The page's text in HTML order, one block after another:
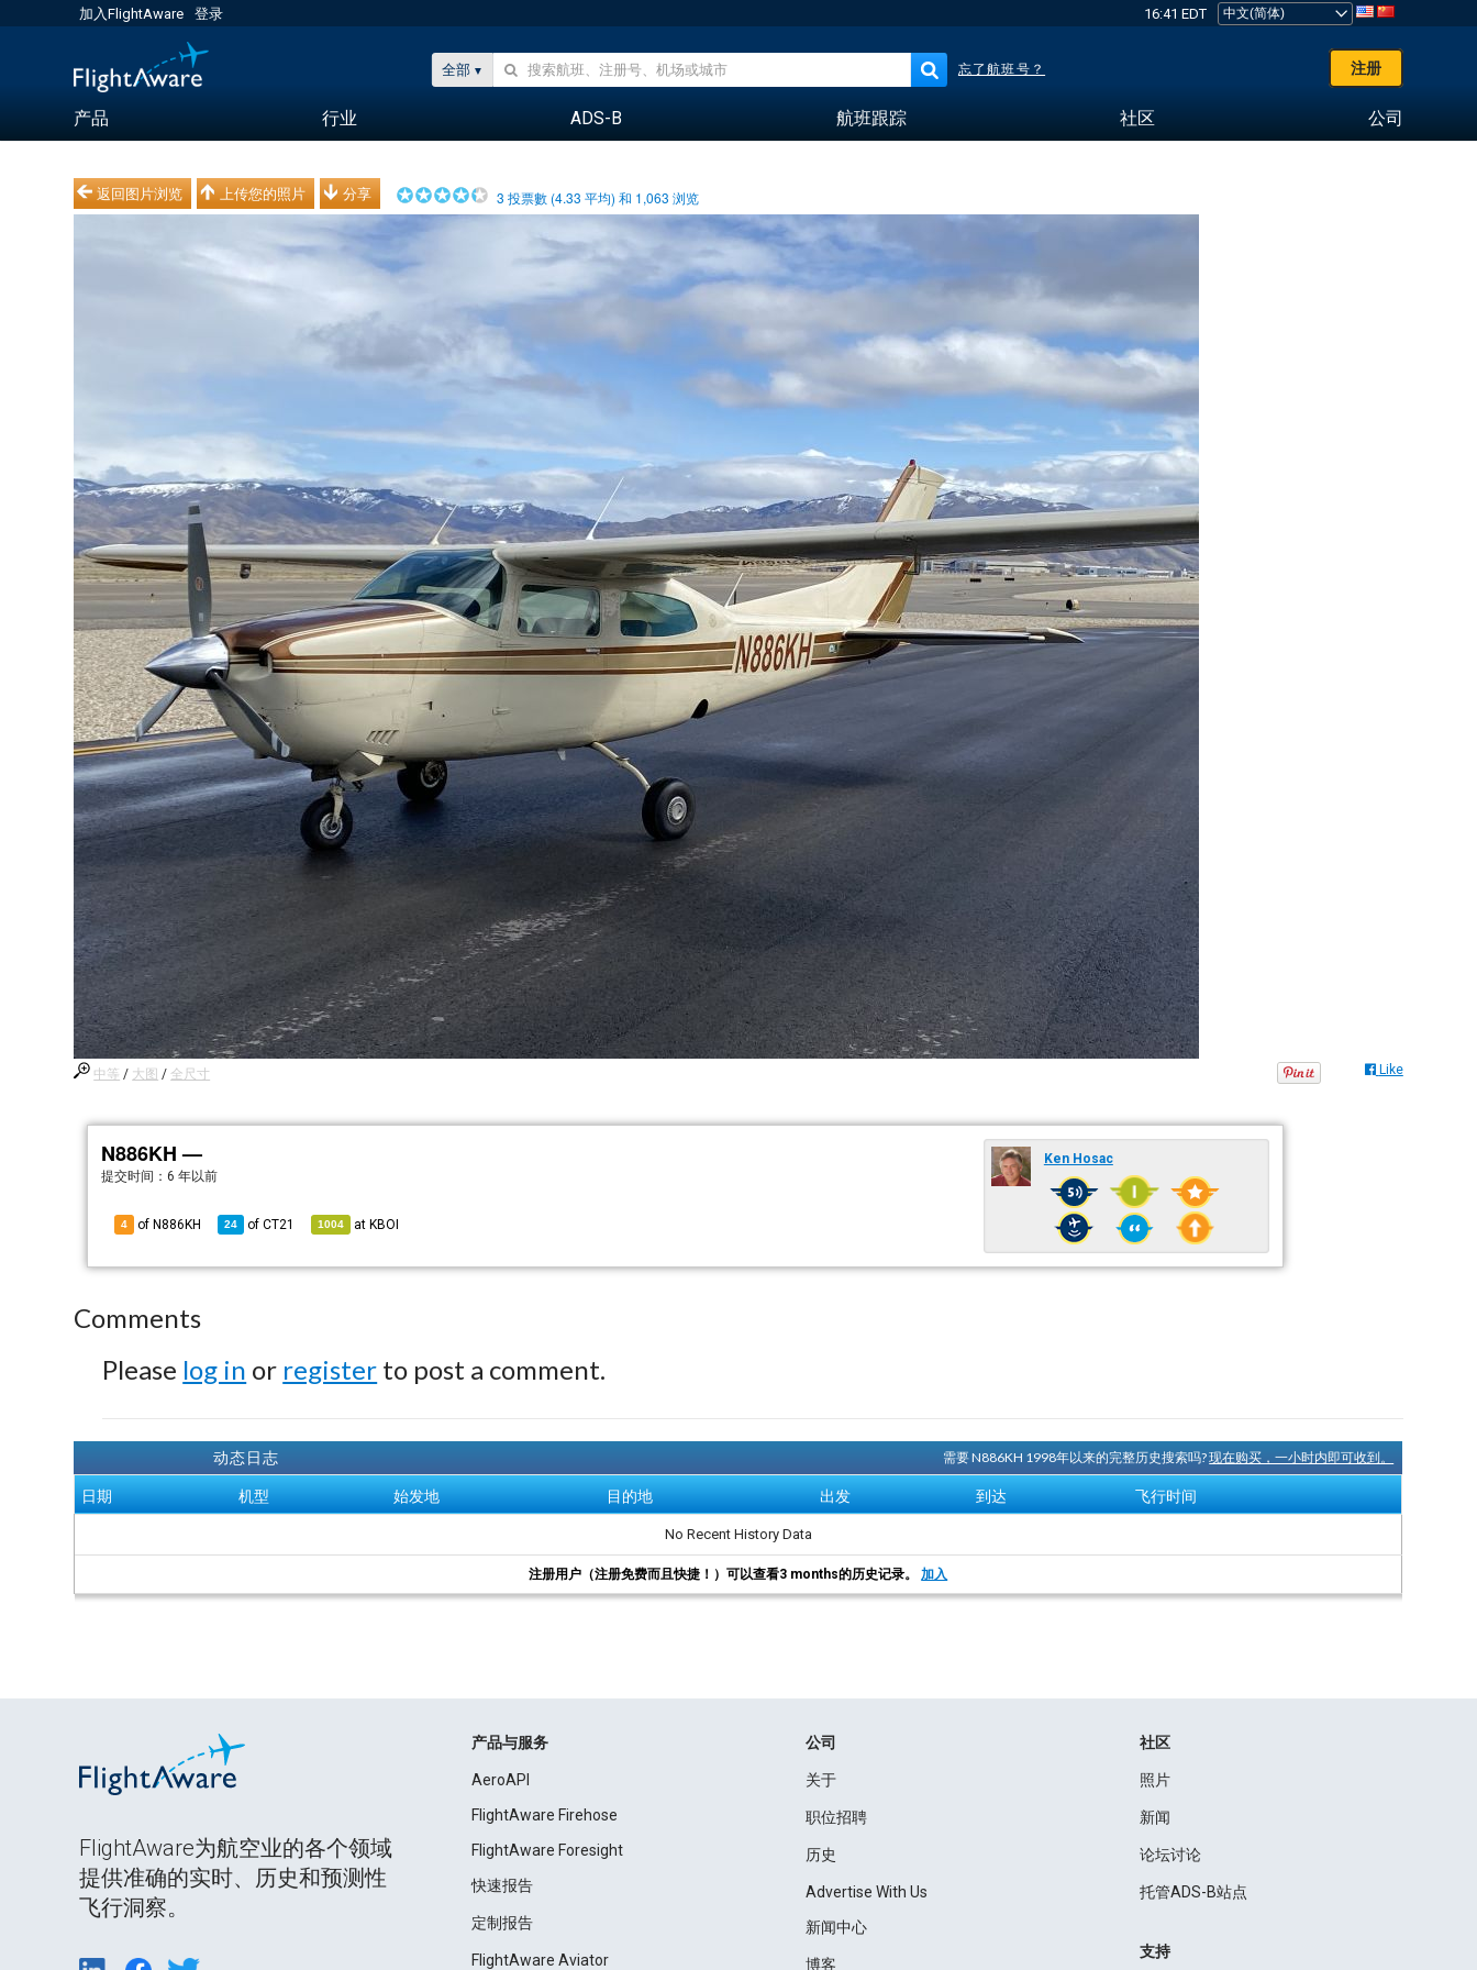
加入FlightAware 登录 16:41 EDT
全部 忘了航班号？ 注册
产品 行业 ADS-B 航班跟踪 社区 公司
返回图片浏览 上传您的照片 分享 3 投票數 (4.33 平均) 和 1,063 浏览
中等 / 大图 / 全尺寸 Like
N886KH —
提交时间：6 年以前
4 of N886KH 24 ofCT21 1004 at KBOI
Ken Hosac
Comments
Please log in or register to post a comment.
动态日志 需要 N886KH 1998年以来的完整历史搜索吗?现在购买，一小时内即可收到。
日期 机型 始发地 目的地 出发 到达 飞行时间
No Recent History Data
注册用户（注册免费而且快捷！）可以查看3 months的历史记录。加入
FlightAware为航空业的各个领域
提供准确的实时、历史和预测性
飞行洞察。
产品与服务
AeroAPI
FlightAware Firehose
FlightAware Foresight
快速报告
定制报告
FlightAware Aviator
公司
关于
职位招聘
历史
Advertise With Us
新闻中心
博客
社区
照片
新闻
论坛讨论
托管ADS-B站点
支持